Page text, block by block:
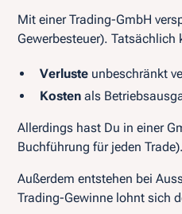
Mit einer Trading-GmbH
Gewerbesteuer).
Verluste unbeschränkt
Kostenals
Allerdings hast Du in einer
Buchführung für jeden Trade).
Außerdem entstehen bei
Trading-Gewinne lohnt sich